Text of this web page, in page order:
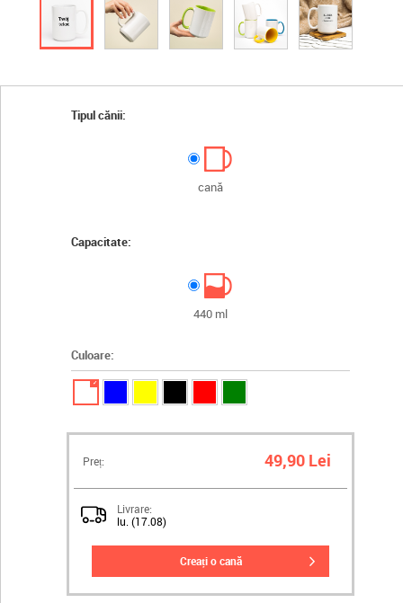
Tipul cănii:
cană
Capacitate:
440 ml
Culoare:
✓
Preț: 49,90 Lei
Livrare:
lu. (17.08)
creați o cană